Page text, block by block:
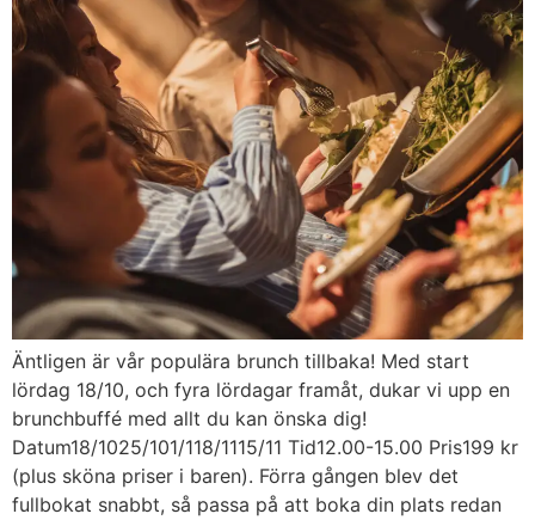
Äntligen är vår populära brunch tillbaka! Med start
lördag 18/10, och fyra lördagar framåt, dukar vi upp en
brunchbuffé med allt du kan önska dig!
Datum18/1025/101/118/1115/11 Tid12.00-15.00 Pris199 kr
(plus sköna priser i baren). Förra gången blev det
fullbokat snabbt, så passa på att boka din plats redan